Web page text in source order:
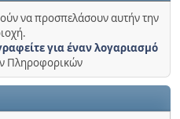
να προσπελάσουν αυτήν την
για έναν λογαριασμό
Πληροφορικών